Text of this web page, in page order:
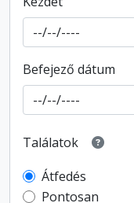
Befejező dátum
Találatok
Átfedés
Pontosan